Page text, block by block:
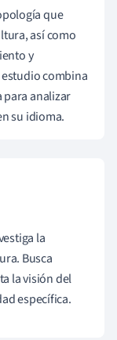
que
así como
y
combina
para analizar
su idioma.
la
Busca
la visión del
específica.